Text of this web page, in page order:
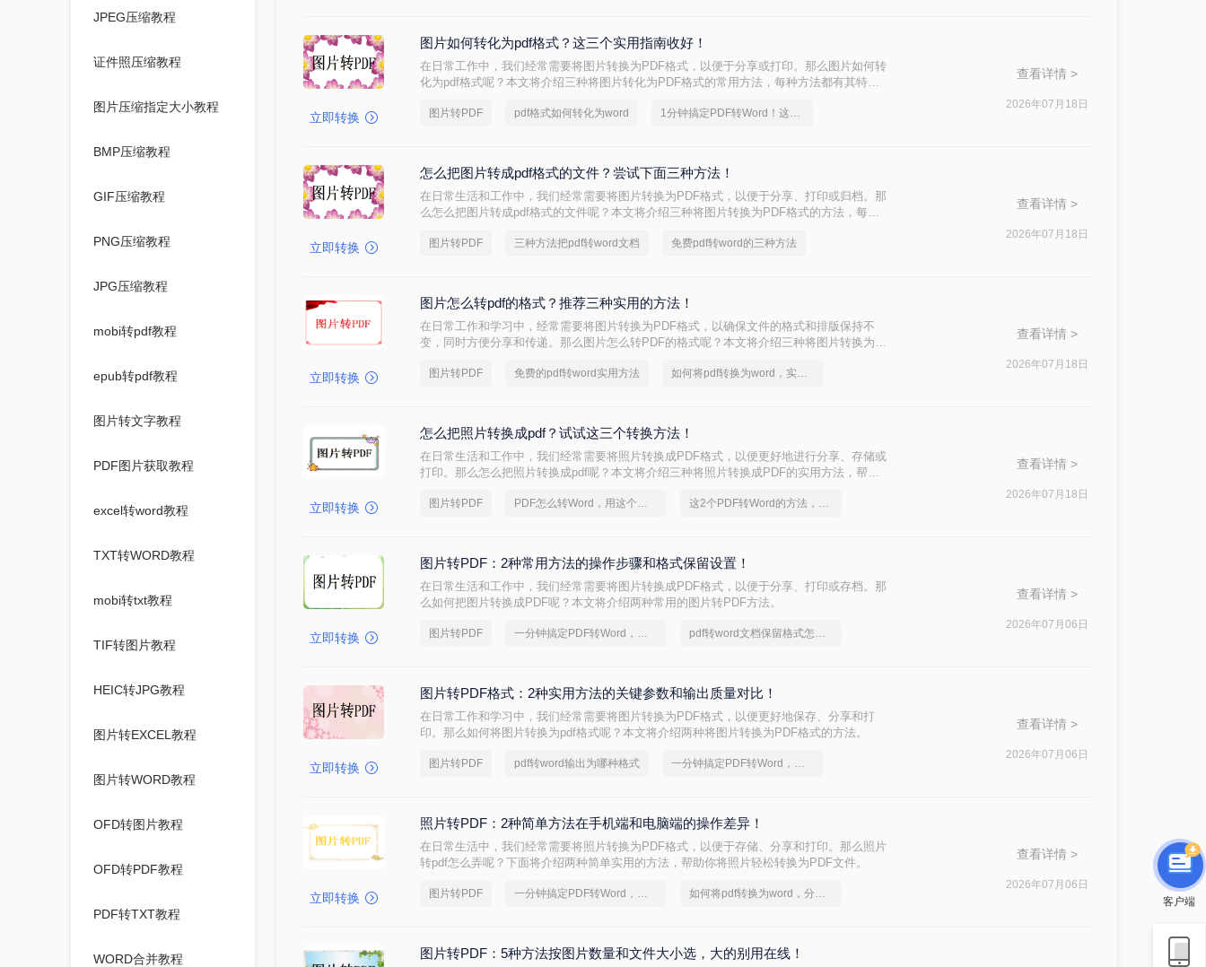
JPEG压缩教程
证件照压缩教程
图片压缩指定大小教程
BMP压缩教程
GIF压缩教程
PNG压缩教程
JPG压缩教程
mobi转pdf教程
epub转pdf教程
图片转文字教程
PDF图片获取教程
excel转word教程
TXT转WORD教程
mobi转txt教程
TIF转图片教程
HEIC转JPG教程
图片转EXCEL教程
图片转WORD教程
OFD转图片教程
OFD转PDF教程
PDF转TXT教程
WORD合并教程
立即转换
图片如何转化为pdf格式？这三个实用指南收好！
在日常工作中，我们经常需要将图片转换为PDF格式，以便于分享或打印。那么图片如何转
化为pdf格式呢？本文将介绍三种将图片转化为PDF格式的常用方法，每种方法都有其特点
图片转PDF pdf格式如何转化为word 1分钟搞定PDF转Word！这2个方法，一定要收好！
查看详情 >
2026年07月18日
立即转换
怎么把图片转成pdf格式的文件？尝试下面三种方法！
在日常生活和工作中，我们经常需要将图片转换为PDF格式，以便于分享、打印或归档。那
么怎么把图片转成pdf格式的文件呢？本文将介绍三种将图片转换为PDF格式的方法，每种
图片转PDF 三种方法把pdf转word文档 免费pdf转word的三种方法
查看详情 >
2026年07月18日
立即转换
图片怎么转pdf的格式？推荐三种实用的方法！
在日常工作和学习中，经常需要将图片转换为PDF格式，以确保文件的格式和排版保持不
变，同时方便分享和传递。那么图片怎么转PDF的格式呢？本文将介绍三种将图片转换为
图片转PDF 免费的pdf转word实用方法 如何将pdf转换为word，实用的方法来了
查看详情 >
2026年07月18日
立即转换
怎么把照片转换成pdf？试试这三个转换方法！
在日常生活和工作中，我们经常需要将照片转换成PDF格式，以便更好地进行分享、存储或
打印。那么怎么把照片转换成pdf呢？本文将介绍三种将照片转换成PDF的实用方法，帮助
图片转PDF PDF怎么转Word，用这个方法试试 这2个PDF转Word的方法，高效率转换，排版不乱码！
查看详情 >
2026年07月18日
立即转换
图片转PDF：2种常用方法的操作步骤和格式保留设置！
在日常生活和工作中，我们经常需要将图片转换成PDF格式，以便于分享、打印或存档。那
么如何把图片转换成PDF呢？本文将介绍两种常用的图片转PDF方法。
图片转PDF 一分钟搞定PDF转Word，这2种简单方法，任意选择 pdf转word文档保留格式怎么操作
查看详情 >
2026年07月06日
立即转换
图片转PDF格式：2种实用方法的关键参数和输出质量对比！
在日常工作和学习中，我们经常需要将图片转换为PDF格式，以便更好地保存、分享和打
印。那么如何将图片转换为pdf格式呢？本文将介绍两种将图片转换为PDF格式的方法。
图片转PDF pdf转word输出为哪种格式 一分钟搞定PDF转Word，这2种简单方法，任意选择
查看详情 >
2026年07月06日
立即转换
照片转PDF：2种简单方法在手机端和电脑端的操作差异！
在日常生活中，我们经常需要将照片转换为PDF格式，以便于存储、分享和打印。那么照片
转pdf怎么弄呢？下面将介绍两种简单实用的方法，帮助你将照片轻松转换为PDF文件。
图片转PDF 一分钟搞定PDF转Word，这2种简单方法，任意选择 如何将pdf转换为word，分享一种简单的方法
查看详情 >
2026年07月06日
图片转PDF：5种方法按图片数量和文件大小选，大的别用在线！
客户端